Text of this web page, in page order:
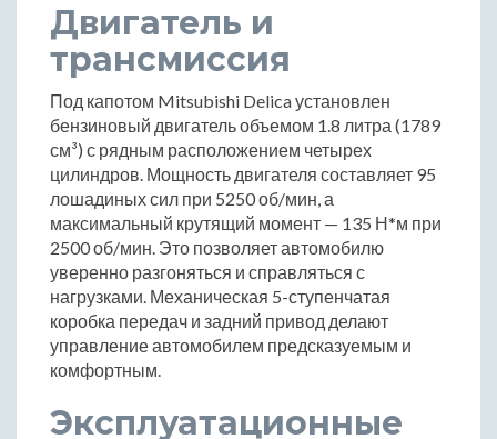
Двигатель и
трансмиссия
Под капотом Mitsubishi Delica установлен
бензиновый двигатель объемом 1.8 литра (1789
см³) с рядным расположением четырех
цилиндров. Мощность двигателя составляет 95
лошадиных сил при 5250 об/мин, а
максимальный крутящий момент — 135 Н*м при
2500 об/мин. Это позволяет автомобилю
уверенно разгоняться и справляться с
нагрузками. Механическая 5-ступенчатая
коробка передач и задний привод делают
управление автомобилем предсказуемым и
комфортным.
Эксплуатационные